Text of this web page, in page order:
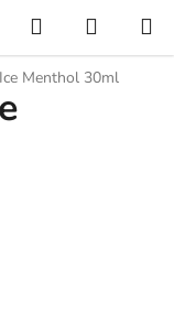
KeresésKOSÁR
Menthol 30ml